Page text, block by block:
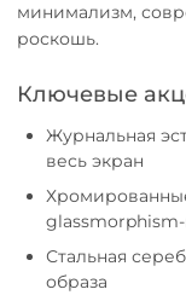
минимализм,
роскошь.
Ключевые
Журнальная
весь экран
glassmorphism-
Стальная
образа